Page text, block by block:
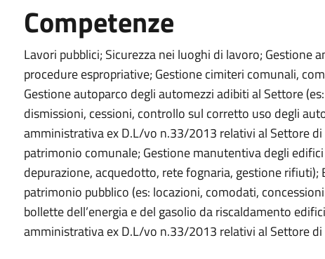
Competenze
Lavori pubblici; Sicurezza nei luoghi di lavoro; Gestione
procedure espropriative; Gestione cimiteri comunali,
Gestione autoparco degli automezzi adibiti al Settore
dismissioni, cessioni, controllo sul corretto uso degli
amministrativa ex D.L/vo n.33/2013 relativi al Settore
patrimonio comunale; Gestione manutentiva degli
depurazione, acquedotto, rete fognaria, gestione rifiuti);
patrimonio pubblico (es: locazioni, comodati,
bollette dell’energia e del gasolio da riscaldamento
amministrativa ex D.L/vo n.33/2013 relativi al Settore